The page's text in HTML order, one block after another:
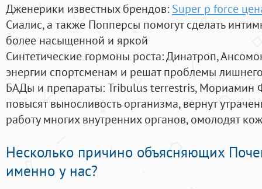
Дженерики известных брендов: Super p force
Сиалис, а также Попперсы помогут сделать
более насыщенной и яркой
Синтетические гормоны роста: Динатроп,
энергии спортсменам и решат проблемы
БАДы и препараты:Tribulus terrestris, Мориамин
повысят выносливость организма, вернут
работу многих внутренних органов, омолодят
Несколько причино объясняющих
именно у нас?